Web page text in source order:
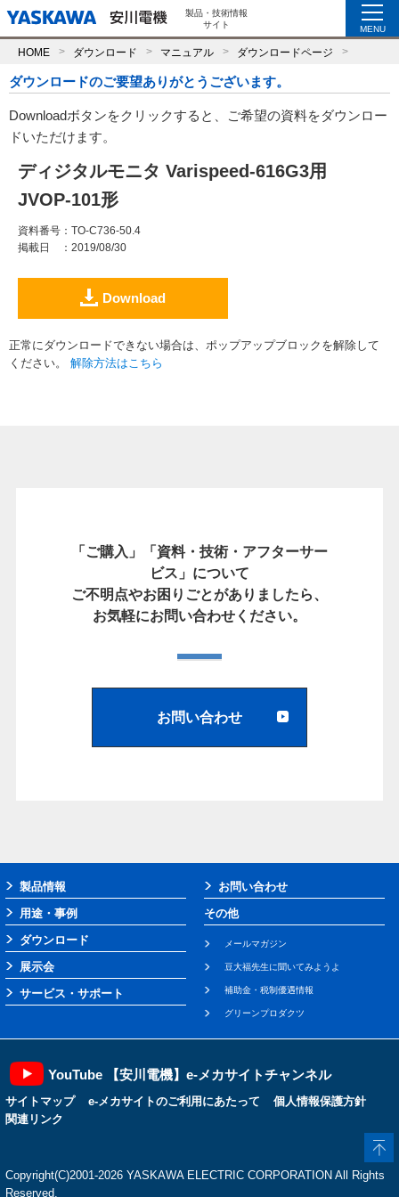
製品・技術情報
サイト
MENU
HOME ダウンロード マニュアル ダウンロードページ
ダウンロードのご要望ありがとうございます。
Downloadボタンをクリックすると、ご希望の資料をダウンロー
ドいただけます。
ディジタルモニタ Varispeed-616G3用
JVOP-101形
資料番号 ：TO-C736-50.4
掲載日
：2019/08/30
Download
正常にダウンロードできない場合は、ポップアップブロックを解除して
ください。 解除方法はこちら
「ご購入」「資料・技術・アフターサー
ビス」について
ご不明点やお困りごとがありましたら、
お気軽にお問い合わせください。
お問い合わせ
製品情報
用途・事例
ダウンロード
展示会
サービス・サポート
お問い合わせ
その他
メールマガジン
豆大福先生に聞いてみようよ
補助金・税制優遇情報
グリーンプロダクツ
YouTube 【安川電機】e-メカサイトチャンネル
サイトマップ e-メカサイトのご利用にあたって
個人情報保護方針
関連リンク
Copyright(C)2001‐2026 YASKAWA ELECTRIC CORPORATION All Rights
Reserved.